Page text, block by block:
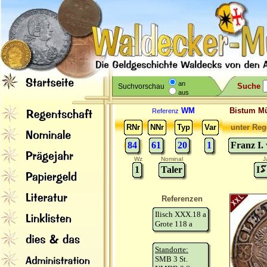
Suchvorschau
an
aus
Suche
Referenz WM
Bistum
RNr
NNr Typ Var
84 61 20 1
unter
Franz I.
Wz Nominal
1 Taler I
Referenzen
Ilisch XXX.18 a
Grote 118 a
Standorte:
SMB 3 St.